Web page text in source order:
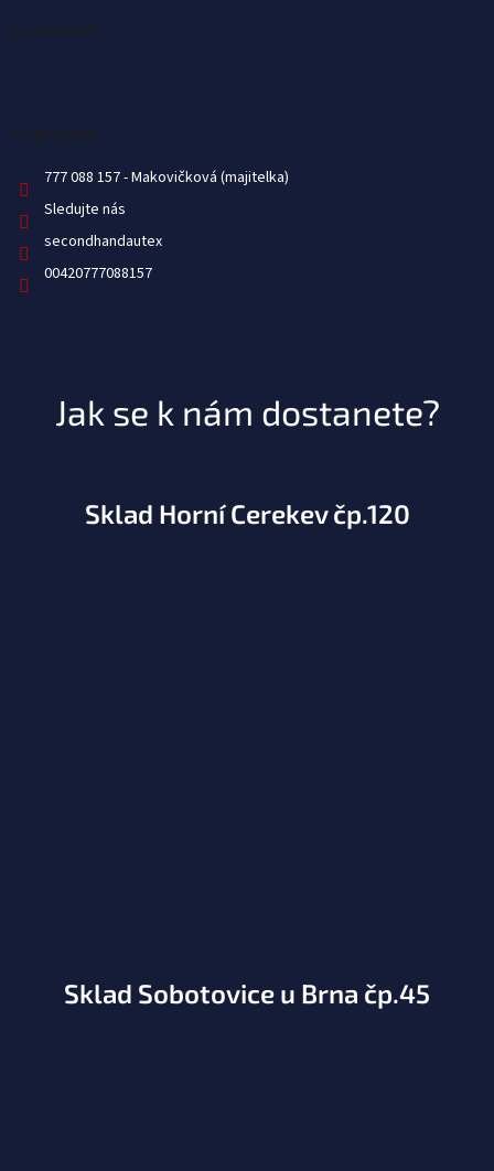
Facebook
Kapcsolat
777 088 157
Sledujte nás
secondhandautex
00420777088157
Jak se k nám dostanete?
Sklad Horní Cerekev čp.120
Sklad Sobotovice u Brna čp.45